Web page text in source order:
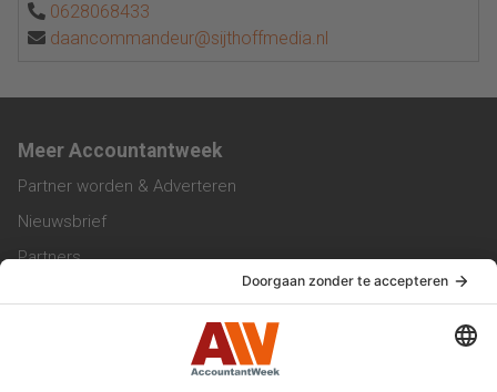
0628068433
daancommandeur@sijthoffmedia.nl
Meer Accountantweek
Partner worden & Adverteren
Nieuwsbrief
Partners